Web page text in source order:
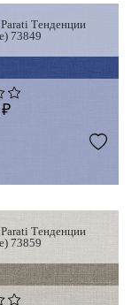
Тенденции
73849
Тенденции
73859